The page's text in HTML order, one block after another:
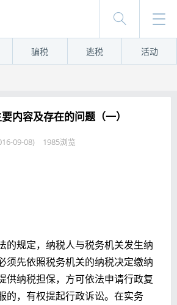
骗税 逃税 活动
内容及存在的问题（一）
09-08) 1985浏览
的规定，纳税人与税务机关发生纳
须先依照税务机关的纳税决定缴纳
供纳税担保，方可依法申请行政复
的，有权提起行政诉讼。在实务